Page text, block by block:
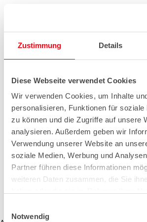
Zustimmung Details
Diese Webseite verwendet Cookies
Wir verwenden Cookies, um Inhalte
personalisieren, Funktionen für soziale
zu können und die Zugriffe auf unsere
analysieren. Außerdem geben wir
Verwendung unserer Website an
soziale Medien, Werbung und
Partner führen diese Informationen
weiteren Daten zusammen, die Sie
Notwendig